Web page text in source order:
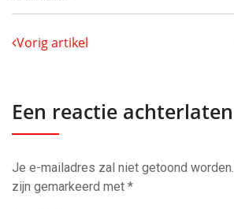
Vorig artikel
Een reactie achterlaten
Je e-mailadres zal niet getoond worden.
zijn gemarkeerd met *